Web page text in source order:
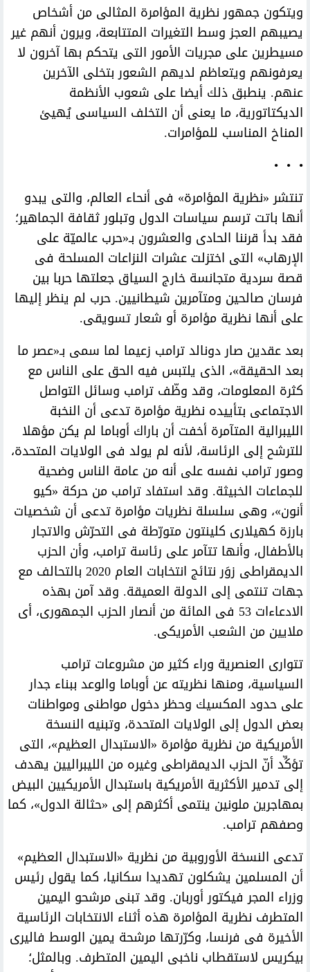
ويتكون جمهور نظرية المؤامرة المثالى من أشخاص
يصيبهم العجز وسط التغيرات المتتابعة، ويرون أنهم غير
مسيطرين على مجريات الأمور التى يتحكم بها آخرون لا
يعرفونهم ويتعاظم لديهم الشعور بتخلى الآخرين
عنهم. ينطبق ذلك أيضا على شعوب الأنظمة
الديكتاتورية، ما يعنى أن التخلف السياسى يُهيئ
المناخ المناسب للمؤامرات.
• • •
تنتشر «نظرية المؤامرة» فى أنحاء العالم، والتى يبدو
أنها باتت ترسم سياسات الدول وتبلور ثقافة الجماهير؛
فقد بدأ قرننا الحادى والعشرون بـ«حرب عالميّة على
الإرهاب» التى اختزلت عشرات النزاعات المسلحة فى
قصة سردية متجانسة خارج السياق جعلتها حربا بين
فرسان صالحين ومتآمرين شيطانيين. حرب لم ينظر إليها
على أنها نظرية مؤامرة أو شعار تسويقى.
بعد عقدين صار دونالد ترامب زعيما لما سمى بـ«عصر ما
بعد الحقيقة»، الذى يلتبس فيه الحق على الناس مع
كثرة المعلومات، وقد وظّف ترامب وسائل التواصل
الاجتماعى بتأييده نظرية مؤامرة تدعى أن النخبة
الليبرالية المتآمرة أخفت أن باراك أوباما لم يكن مؤهلا
للترشح إلى الرئاسة، لأنه لم يولد فى الولايات المتحدة،
وصور ترامب نفسه على أنه من عامة الناس وضحية
للجماعات الخبيثة. وقد استفاد ترامب من حركة «كيو
أنون»، وهى سلسلة نظريات مؤامرة تدعى أن شخصيات
بارزة كهيلارى كلينتون متورّطة فى التحرّش والاتجار
بالأطفال، وأنها تتآمر على رئاسة ترامب، وأن الحزب
الديمقراطى زوَر نتائج انتخابات العام 2020 بالتحالف مع
جهات تنتمى إلى الدولة العميقة. وقد آمن بهذه
الادعاءات 53 فى المائة من أنصار الحزب الجمهورى، أى
ملايين من الشعب الأمريكى.
تتوارى العنصرية وراء كثير من مشروعات ترامب
السياسية، ومنها نظريته عن أوباما والوعد ببناء جدار
على حدود المكسيك وحظر دخول مواطنى ومواطنات
بعض الدول إلى الولايات المتحدة، وتبنيه النسخة
الأمريكية من نظرية مؤامرة «الاستبدال العظيم»، التى
تؤكِّد أنّ الحزب الديمقراطى وغيره من الليبراليين يهدف
إلى تدمير الأكثرية الأمريكية باستبدال الأمريكيين البيض
بمهاجرين ملونين ينتمى أكثرهم إلى «حثالة الدول»، كما
وصفهم ترامب.
تدعى النسخة الأوروبية من نظرية «الاستبدال العظيم»
أن المسلمين يشكلون تهديدا سكانيا، كما يقول رئيس
وزراء المجر فيكتور أوربان. وقد تبنى مرشحو اليمين
المتطرف نظرية المؤامرة هذه أثناء الانتخابات الرئاسية
الأخيرة فى فرنسا، وكرّرتها مرشحة يمين الوسط فاليرى
بيكريس لاستقطاب ناخبى اليمين المتطرف. وبالمثل؛